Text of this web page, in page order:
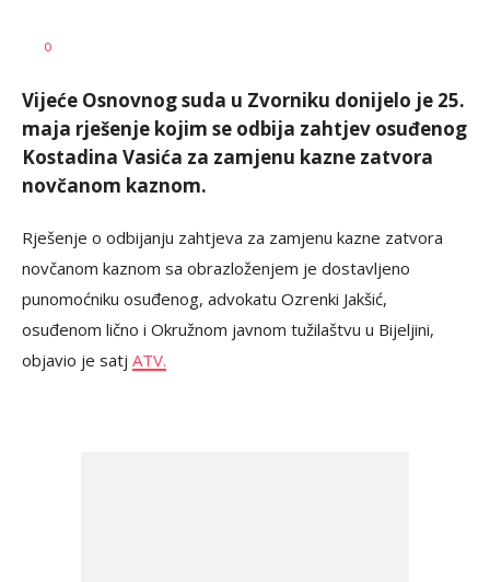
AUTOR
0
Vijeće Osnovnog suda u Zvorniku donijelo je 25.
maja rješenje kojim se odbija zahtjev osuđenog
Kostadina Vasića za zamjenu kazne zatvora
novčanom kaznom.
Rješenje o odbijanju zahtjeva za zamjenu kazne zatvora
novčanom kaznom sa obrazloženjem je dostavljeno
punomoćniku osuđenog, advokatu Ozrenki Jakšić,
osuđenom lično i Okružnom javnom tužilaštvu u Bijeljini,
objavio je satj ATV.